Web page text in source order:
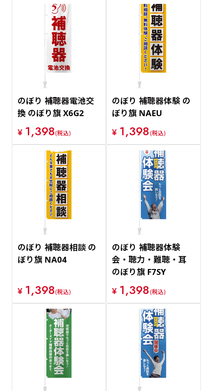
のぼり 補聴器電池交
換 のぼり旗 X6G2
¥ 1,398(税込)
のぼり 補聴器体験 の
ぼり旗 NAEU
¥ 1,398(税込)
のぼり 補聴器相談 の
ぼり旗 NA04
¥ 1,398(税込)
のぼり 補聴器体験
会・聴力・難聴・耳
のぼり旗 F7SY
¥ 1,398(税込)